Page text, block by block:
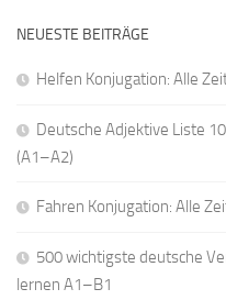
NEUESTE BEITRÄGE
Helfen Konjugation: Alle
Deutsche Adjektive Liste
(A1–A2)
Fahren Konjugation: Alle
500 wichtigste deutsche
lernen A1–B1